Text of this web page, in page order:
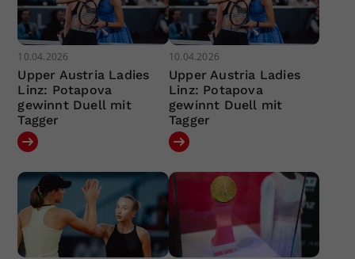
10.04.2026
Upper Austria Ladies
Linz: Potapova
gewinnt Duell mit
Tagger
10.04.2026
Upper Austria Ladies
Linz: Potapova
gewinnt Duell mit
Tagger